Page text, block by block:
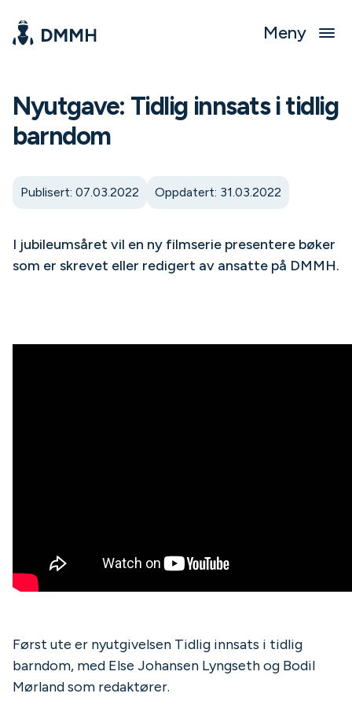
Meny
Nyutgave: Tidlig innsats i tidlig
barndom
Publisert: 07.03.2022 Oppdatert: 31.03.2022
I jubileumsåret vil en ny filmserie presentere bøker
som er skrevet eller redigert av ansatte på DMMH.
Først ute er nyutgivelsen Tidlig innsats i tidlig
barndom, med Else Johansen Lyngseth og Bodil
Mørland som redaktører.